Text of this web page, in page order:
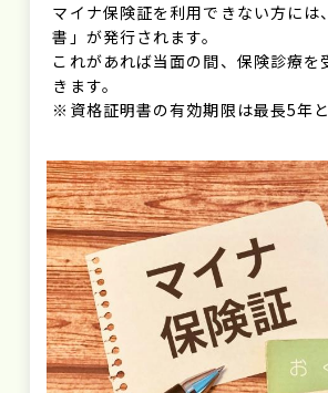
マイナ保険証を利用できない方には
書」が発行されます。
これがあれば当面の間、保険診療を
きます。
※資格証明書の有効期限は最長5年と